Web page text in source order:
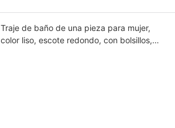
Traje de baño de una pieza para mujer,
color liso, escote redondo, con bolsillos,